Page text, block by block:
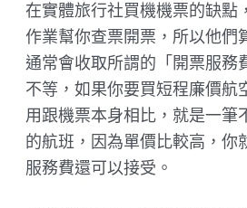
在實體旅行社買機機票的缺點
作業幫你查票開票，所以他們
通常會收取所謂的「開票服務
不等，如果你要買短程廉價航
用跟機票本身相比，就是一筆
的航班，因為單價比較高，你
服務費還可以接受。